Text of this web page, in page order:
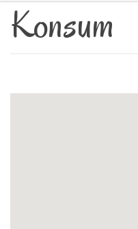
Konsum